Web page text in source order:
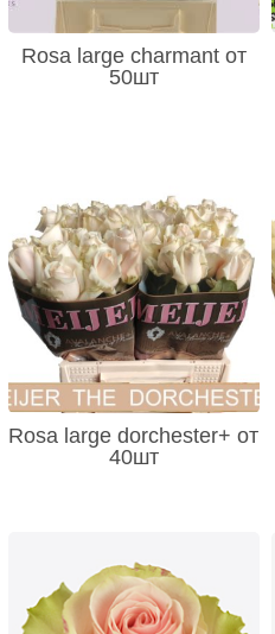
Rosa large charmant от
50шт
Rosa large dorchester+ от
40шт